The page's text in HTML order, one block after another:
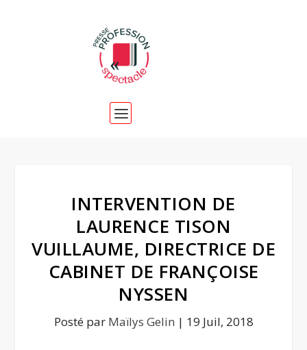
INTERVENTION DE
LAURENCE TISON
VUILLAUME, DIRECTRICE DE
CABINET DE FRANÇOISE
NYSSEN
Posté par Maïlys Gelin | 19 Juil, 2018